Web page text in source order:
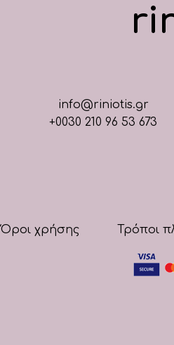
info@riniotis.gr
+0030 210 96 53 673
Όροι χρήσης Τρόποι